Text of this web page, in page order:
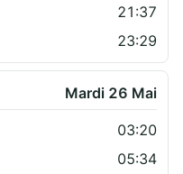
21:37
23:29
Mardi 26 Mai
03:20
05:34